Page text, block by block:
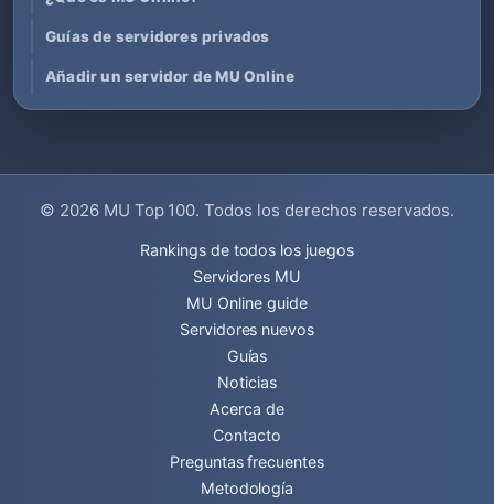
Guías de servidores privados
Añadir un servidor de MU Online
© 2026 MU Top 100. Todos los derechos reservados.
Rankings de todos los juegos
Servidores MU
MU Online guide
Servidores nuevos
Guías
Noticias
Acerca de
Contacto
Preguntas frecuentes
Metodología